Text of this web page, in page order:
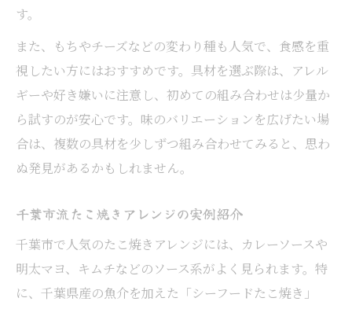
す。
また、もちやチーズなどの変わり種も人気で、食感を重
視したい方にはおすすめです。具材を選ぶ際は、アレル
ギーや好き嫌いに注意し、初めての組み合わせは少量か
ら試すのが安心です。味のバリエーションを広げたい場
合は、複数の具材を少しずつ組み合わせてみると、思わ
ぬ発見があるかもしれません。
千葉市流たこ焼きアレンジの実例紹介
千葉市で人気のたこ焼きアレンジには、カレーソースや
明太マヨ、キムチなどのソース系がよく見られます。特
に、千葉県産の魚介を加えた「シーフードたこ焼き」